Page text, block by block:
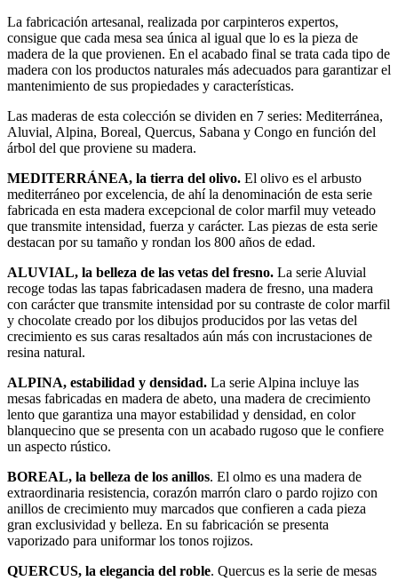
La fabricación artesanal, realizada por carpinteros expertos,
consigue que cada mesa sea única al igual que lo es la pieza de
madera de la que provienen. En el acabado final se trata cada tipo de
madera con los productos naturales más adecuados para garantizar el
mantenimiento de sus propiedades y características.
Las maderas de esta colección se dividen en 7 series: Mediterránea,
Aluvial, Alpina, Boreal, Quercus, Sabana y Congo en función del
árbol del que proviene su madera.
MEDITERRÁNEA, la tierra del olivo. El olivo es el arbusto
mediterráneo por excelencia, de ahí la denominación de esta serie
fabricada en esta madera excepcional de color marfil muy veteado
que transmite intensidad, fuerza y carácter. Las piezas de esta serie
destacan por su tamaño y rondan los 800 años de edad.
ALUVIAL, la belleza de las vetas del fresno. La serie Aluvial
recoge todas las tapas fabricadasen madera de fresno, una madera
con carácter que transmite intensidad por su contraste de color marfil
y chocolate creado por los dibujos producidos por las vetas del
crecimiento es sus caras resaltados aún más con incrustaciones de
resina natural.
ALPINA, estabilidad y densidad. La serie Alpina incluye las
mesas fabricadas en madera de abeto, una madera de crecimiento
lento que garantiza una mayor estabilidad y densidad, en color
blanquecino que se presenta con un acabado rugoso que le confiere
un aspecto rústico.
BOREAL, la belleza de los anillos. El olmo es una madera de
extraordinaria resistencia, corazón marrón claro o pardo rojizo con
anillos de crecimiento muy marcados que confieren a cada pieza
gran exclusividad y belleza. En su fabricación se presenta
vaporizado para uniformar los tonos rojizos.
QUERCUS, la elegancia del roble. Quercus es la serie de mesas